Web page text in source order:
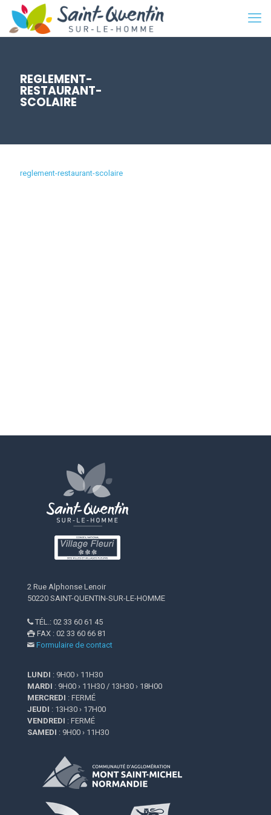
REGLEMENT-
RESTAURANT-
SCOLAIRE
reglement-restaurant-scolaire
2 Rue Alphonse Lenoir
50220 SAINT-QUENTIN-SUR-LE-HOMME
 TÉL.: 02 33 60 61 45
 FAX : 02 33 60 66 81
 Formulaire de contact
LUNDI : 9H00 › 11H30
MARDI : 9H00 › 11H30 / 13H30 › 18H00
MERCREDI : FERMÉ
JEUDI : 13H30 › 17H00
VENDREDI : FERMÉ
SAMEDI : 9H00 › 11H30